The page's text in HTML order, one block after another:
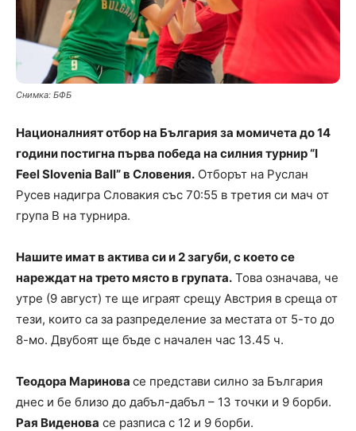
Снимка: БФБ
Националният отбор на България за момичета до 14
години постигна първа победа на силния турнир “I
Feel Slovenia Ball” в Словения. Отборът на Руслан
Русев надигра Словакия със 70:55 в третия си мач от
група B на турнира.
Нашите имат в актива си и 2 загуби, с което се
нареждат на трето място в групата. Това означава, че
утре (9 август) те ще играят срещу Австрия в среща от
тези, които са за разпределение за местата от 5-то до
8-мо. Двубоят ще бъде с начален час 13.45 ч.
Теодора Маринова се представи силно за България
днес и бе близо до дабъл-дабъл – 13 точки и 9 борби.
Рая Виденова се разписа с 12 и 9 борби.